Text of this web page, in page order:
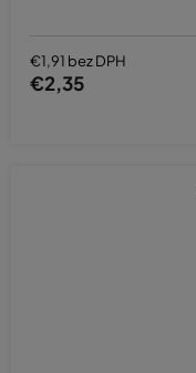
€1,91 bez DPH
€2,35